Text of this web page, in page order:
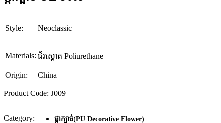
Style: Neoclassic
Materials: ជ័រស្ពោត Poliurethane
Origin: China
Product Code: J009
Category: ផ្កាក្បាច់(PU Decorative Flower)